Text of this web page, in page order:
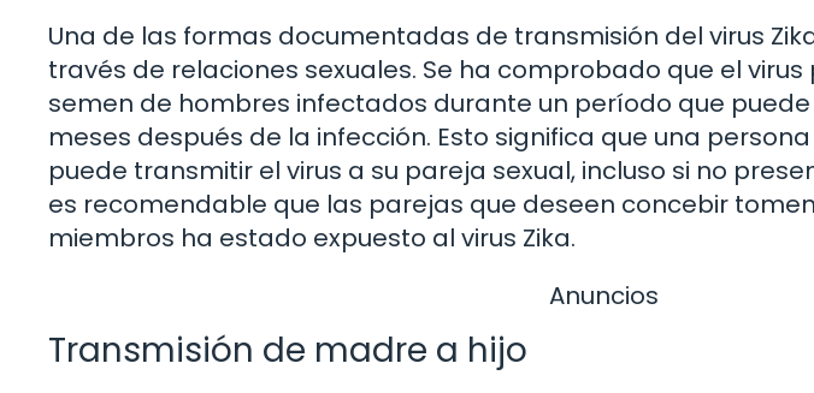
Una de las formas documentadas de transmisión del virus
través de relaciones sexuales. Se ha comprobado que el
semen de hombres infectados durante un período que
meses después de la infección. Esto significa que una
puede transmitir el virus a su pareja sexual, incluso si no
es recomendable que las parejas que deseen concebir
miembros ha estado expuesto al virus Zika.
Anuncios
Transmisión de madre a hijo